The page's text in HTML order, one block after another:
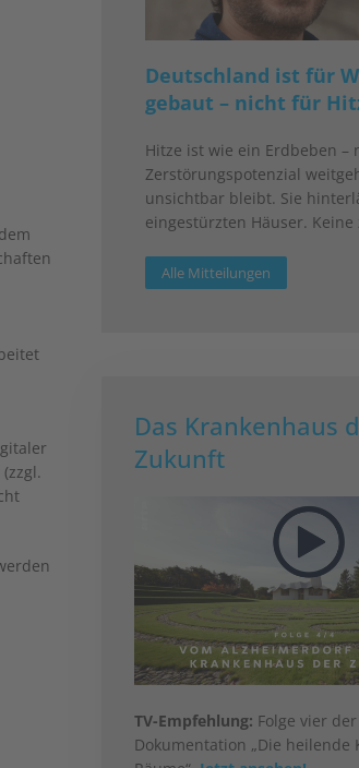
Deutschland ist für
gebaut – nicht für
Hitze ist wie ein Erdbeben –
Zerstörungspotenzial
unsichtbar bleibt. Sie
eingestürzten Häuser.
Alle Mitteilungen
Das Krankenhaus
Zukunft
TV-Empfehlung: Folge vier
Dokumentation „Die heilende